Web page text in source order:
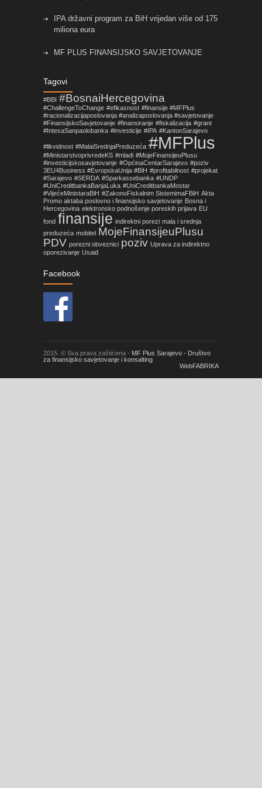
IPA državni program za BiH vrijedan više od 175
miliona eura
MF PLUS FINANSIJSKO SAVJETOVANJE
primjenu Zakona o fiskalnim sistemima u FBiH!
Nova prilika za mala i srednja preduzeća sa
područja Općine Centar Sarajevo
Tagovi
#BBI #BosnaiHercegovina
#ChallengeToChange #efikasnost #finansije #MFPlus
#racionalizacijaposlovanja #analizaposlovanja #savjetovanje
#FinansijskoSavjetovanje #finansiranje #fiskalizacija #grant
#IntesaSanpaolobanka #investicije #IPA #KantonSarajevo
#likvidnost #MalaiSrednjaPreduzeća #MFPlus
#MinistarstvoprivredeKS #mladi #MojeFinansijeuPlusu
#investicijskosavjetovanje #OpćinaCentarSarajevo #poziv
3EU4Business #EvropskaUnija #BiH #profitabilnost #projekat
#Sarajevo #SERDA #Sparkassebanka #UNDP
#UniCreditbankaBanjaLuka #UniCreditbankaMostar
#VijećeMinistaraBiH #ZakonoFiskalnim SistemimaFBiH Akta
Promo aktaba poslovno i finansijsko savjetovanje Bosna i
Hercegovina elektronsko podnošenje poreskih prijava EU
fond finansije indirektni porezi mala i srednja
preduzeća mobitel MojeFinansijeuPlusu
PDV porezni obveznici poziv Uprava za indirektno
oporezivanje Usaid
Facebook
2015. © Sva prava zaštićena - MF Plus Sarajevo - Društvo
za finansijsko savjetovanje i konsalting
WebFABRIKA